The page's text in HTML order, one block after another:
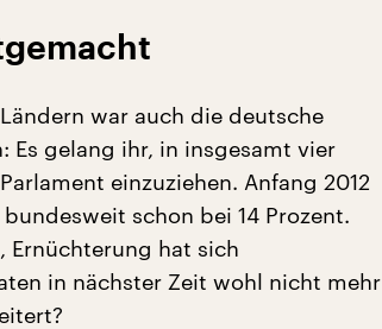
war auch die deutsche
Es gelang ihr, in insgesamt vier
einzuziehen. Anfang 2012
schon bei 14 Prozent.
Ernüchterung hat sich
in nächster Zeit wohl nicht mehr